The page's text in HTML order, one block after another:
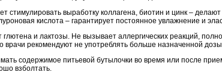
стимулировать выработку коллагена, биотин и цинк –
кислота – гарантирует постоянное увлажнение и
и лактозы. Не вызывает аллергических реакций,
врачи рекомендуют не употреблять больше назначенной дозы
содержимое питьевой бутылочки во время или после
взболтать.